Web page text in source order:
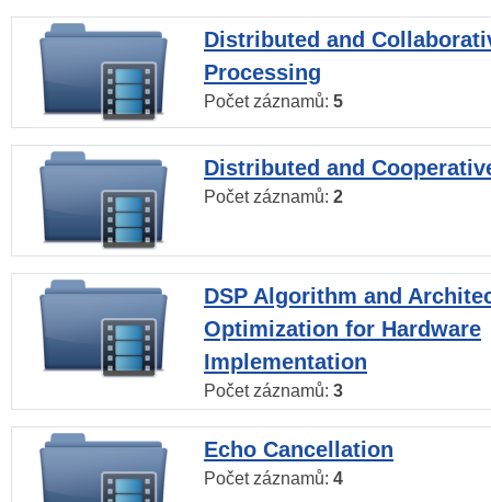
Distributed and
Processing
Počet záznamů: 5
Distributed and
Počet záznamů: 2
DSP Algorithm and
Optimization for Hardware
Implementation
Počet záznamů: 3
Echo Cancellation
Počet záznamů: 4